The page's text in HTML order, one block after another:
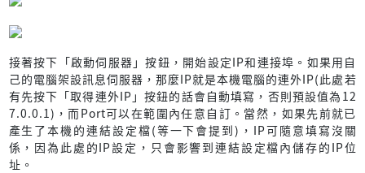
接著按下「啟動伺服器」按鈕，開始設定IP和連接埠。如果用自
己的電腦架設訊息伺服器，那麼IP就是本機電腦的連外IP(此處若
有先按下「取得連外IP」按鈕的話會自動填寫，否則預設值為12
7.0.0.1)，而Port可以在範圍內任意自訂。當然，如果先前就已
產生了本機的連結設定檔(等一下會提到)，IP可隨意填寫沒關
係，因為此處的IP設定，只會影響到連結設定檔內儲存的IP位
址。